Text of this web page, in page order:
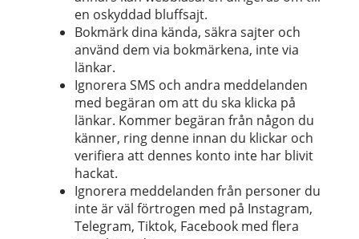
en oskyddad bluffsajt.
Bokmärk dina kända, säkra sajter och
använd dem via bokmärkena, inte via
länkar.
Ignorera SMS och andra meddelanden
med begäran om att du ska klicka på
länkar. Kommer begäran från någon du
känner, ring denne innan du klickar och
verifiera att dennes konto inte har blivit
hackat.
Ignorera meddelanden från personer du
inte är väl förtrogen med på Instagram,
Telegram, Tiktok, Facebook med flera